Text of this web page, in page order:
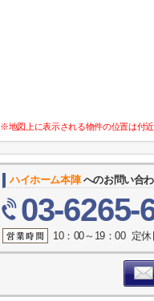
※地図上に表示される物件の位置は付
ハイホーム本陣へのお問い合
03-6265-
10：00～19：00 定